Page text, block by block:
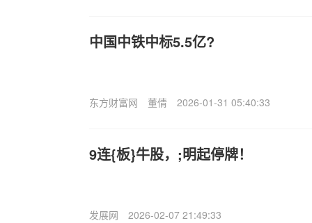
中国中铁中标5.5亿?
东方财富网 董倩 2026-01-31 05:40:33
9连{板}牛股，;明起停牌！
发展网 2026-02-07 21:49:33